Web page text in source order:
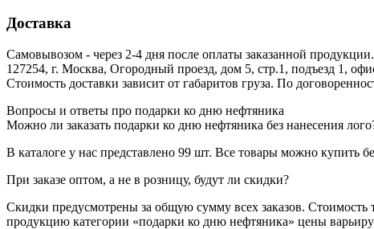
Доставка
Самовывозом - через 2-4 дня после оплаты заказанной
127254, г. Москва, Огородный проезд, дом 5, стр.1, подъезд 1,
Стоимость доставки зависит от габаритов груза. По
Вопросы и ответы про подарки ко дню нефтяника
Можно ли заказать подарки ко дню нефтяника без нанесения
В каталоге у нас представлено 99 шт. Все товары можно купить
При заказе оптом, а не в розницу, будут ли скидки?
Скидки предусмотрены за общую сумму всех заказов. Стоимость
продукцию категории «подарки ко дню нефтяника» цены